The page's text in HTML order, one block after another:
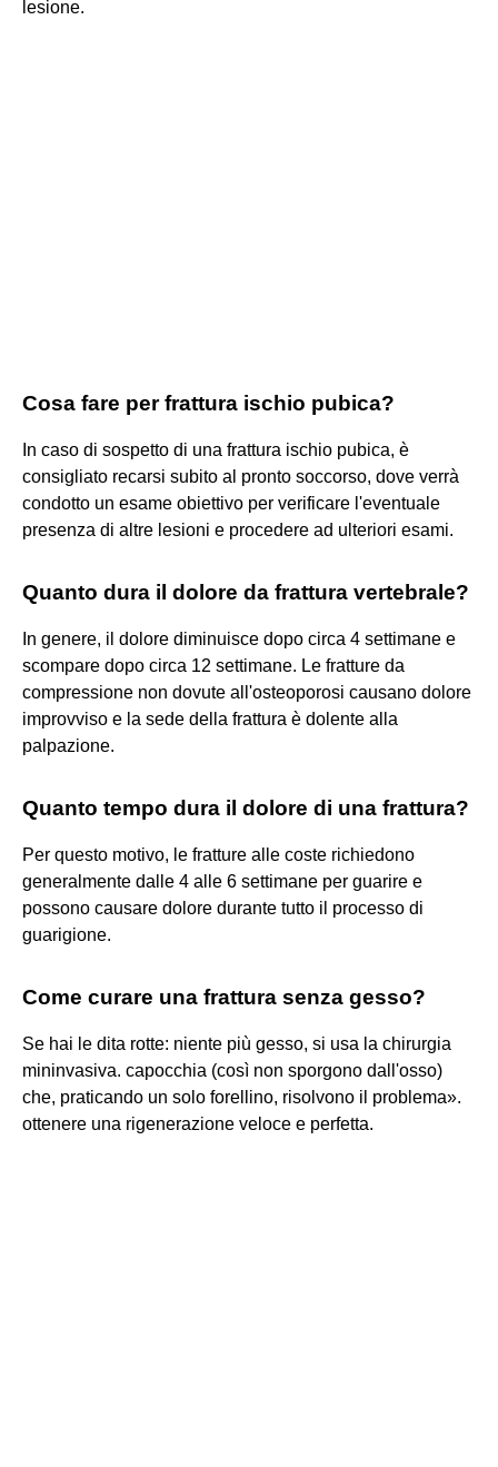
lesione.
Cosa fare per frattura ischio pubica?
In caso di sospetto di una frattura ischio pubica, è
consigliato recarsi subito al pronto soccorso, dove verrà
condotto un esame obiettivo per verificare l'eventuale
presenza di altre lesioni e procedere ad ulteriori esami.
Quanto dura il dolore da frattura vertebrale?
In genere, il dolore diminuisce dopo circa 4 settimane e
scompare dopo circa 12 settimane. Le fratture da
compressione non dovute all'osteoporosi causano dolore
improvviso e la sede della frattura è dolente alla
palpazione.
Quanto tempo dura il dolore di una frattura?
Per questo motivo, le fratture alle coste richiedono
generalmente dalle 4 alle 6 settimane per guarire e
possono causare dolore durante tutto il processo di
guarigione.
Come curare una frattura senza gesso?
Se hai le dita rotte: niente più gesso, si usa la chirurgia
mininvasiva. capocchia (così non sporgono dall'osso)
che, praticando un solo forellino, risolvono il problema».
ottenere una rigenerazione veloce e perfetta.